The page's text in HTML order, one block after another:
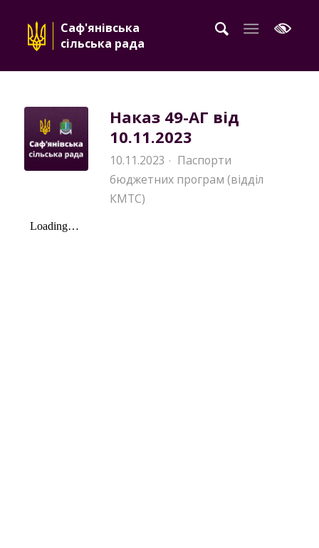
Саф'янівська
сільська рада
Наказ 49-АГ від
10.11.2023
10.11.2023 · Паспорти
бюджетних програм (відділ
КМТС)